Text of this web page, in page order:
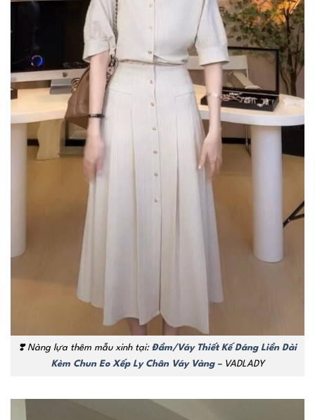
❣️ Nàng lựa thêm mẫu xinh tại: Đầm/Váy Thiết Kế Dáng Liền Dài
Kèm Chun Eo Xếp Ly Chân Váy Vàng– VADLADY